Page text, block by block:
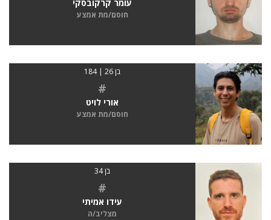
עומר קרקובסקי
חוסם/מת אמצע
בן 26 | 184
#
אורי לויט
חוסם/מת אמצע
בן 34
#
עידו אמיתי
מצליב/ה